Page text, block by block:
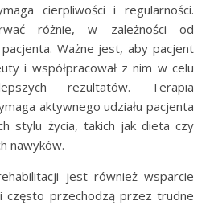
cierpliwości i regularności.
różnie, w zależności od
Ważne jest, aby pacjent
i współpracował z nim w celu
rezultatów. Terapia
aktywnego udziału pacjenta
stylu życia, takich jak dieta czy
nawyków.
jest również wsparcie
często przechodzą przez trudne